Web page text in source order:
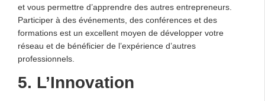
et vous permettre d’apprendre des autres entrepreneurs.
Participer à des événements, des conférences et des
formations est un excellent moyen de développer votre
réseau et de bénéficier de l’expérience d’autres
professionnels.
5. L’Innovation